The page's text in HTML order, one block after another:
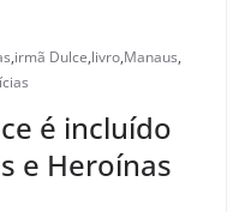
,irmã Dulce,livro,Manaus,
é incluído
e Heroínas